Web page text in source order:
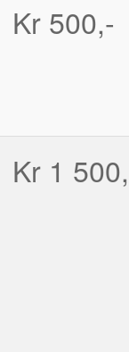
Kr 500,-
Kr 1